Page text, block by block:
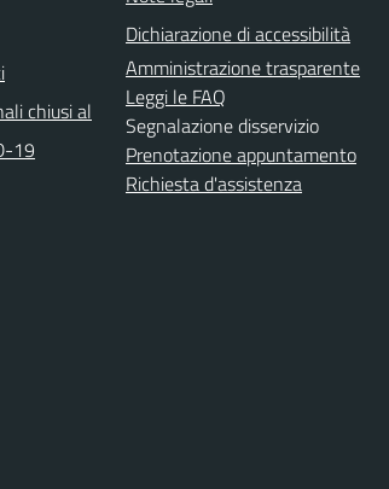
chiusi al
19
Dichiarazione di accessibilità
Amministrazione trasparente
Leggi le FAQ
Segnalazione disservizio
Prenotazione appuntamento
Richiesta d'assistenza